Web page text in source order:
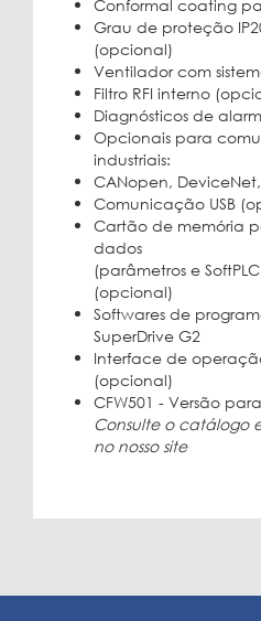
Conformal coating
Grau de proteção
(opcional)
Ventilador com
Filtro RFI interno
Diagnósticos de
Opcionais para
industriais:
CANopen, DeviceNet,
Comunicação USB
Cartão de memória
dados
(parâmetros e
(opcional)
Softwares de
SuperDrive G2
Interface de
(opcional)
CFW501 - Versão
Consulte o catálogo
no nosso site